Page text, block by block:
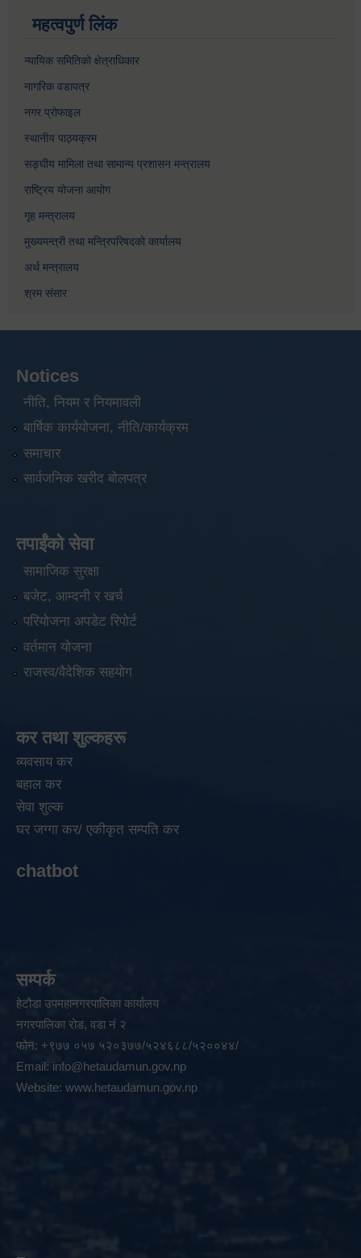
महत्वपुर्ण लिंक
न्यायिक समितिको क्षेत्राधिकार
नागरिक वडापत्र
नगर प्रोफाइल
स्थानीय पाठ्यक्रम
सङ्घीय मामिला तथा सामान्य प्रशासन मन्त्रालय
राष्ट्रिय योजना आयोग
गृह मन्त्रालय
मुख्यमन्त्री तथा मन्त्रिपरिषदको कार्यालय
अर्थ मन्त्रालय
श्रम संसार
Notices
नीति, नियम र नियमावली
बार्षिक कार्ययोजना, नीति/कार्यक्रम
समाचार
सार्वजनिक खरीद बोलपत्र
तपाईंको सेवा
सामाजिक सुरक्षा
बजेट, आम्दनी र खर्च
परियोजना अपडेट रिपोर्ट
वर्तमान योजना
राजस्व/वैदेशिक सहयोग
कर तथा शुल्कहरू
व्यवसाय कर
बहाल कर
सेवा शुल्क
घर जग्गा कर/ एकीकृत सम्पति कर
chatbot
सम्पर्क
हेटौडा उपमहानगरपालिका कार्यालय
नगरपालिका रोड, वडा नं २
फोन: +९७७ ०५७ ५२०३७७/५२४६८८/५२००४४/
Email: info@hetaudamun.gov.np
Website: www.hetaudamun.gov.np